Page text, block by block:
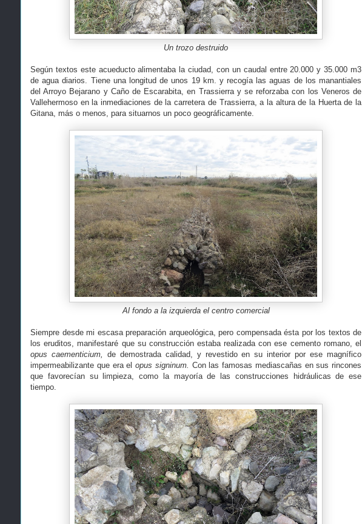
Un trozo destruido
Según textos este acueducto alimentaba la ciudad, con un caudal entre 20.000 y 35.000 m3
de agua diarios. Tiene una longitud de unos 19 km. y recogía las aguas de los manantiales
del Arroyo Bejarano y Caño de Escarabita, en Trassierra y se reforzaba con los Veneros de
Vallehermoso en la inmediaciones de la carretera de Trassierra, a la altura de la Huerta de la
Gitana, más o menos, para situarnos un poco geográficamente.
Al fondo a la izquierda el centro comercial
Siempre desde mi escasa preparación arqueológica, pero compensada ésta por los textos de
los eruditos, manifestaré que su construcción estaba realizada con ese cemento romano, el
opus caementicium, de demostrada calidad, y revestido en su interior por ese magnífico
impermeabilizante que era el opus signinum. Con las famosas mediascañas en sus rincones
que favorecían su limpieza, como la mayoría de las construcciones hidráulicas de ese
tiempo.